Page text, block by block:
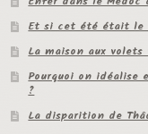
Et si cet été était le
La maison aux
Pourquoi on
?
La disparition de